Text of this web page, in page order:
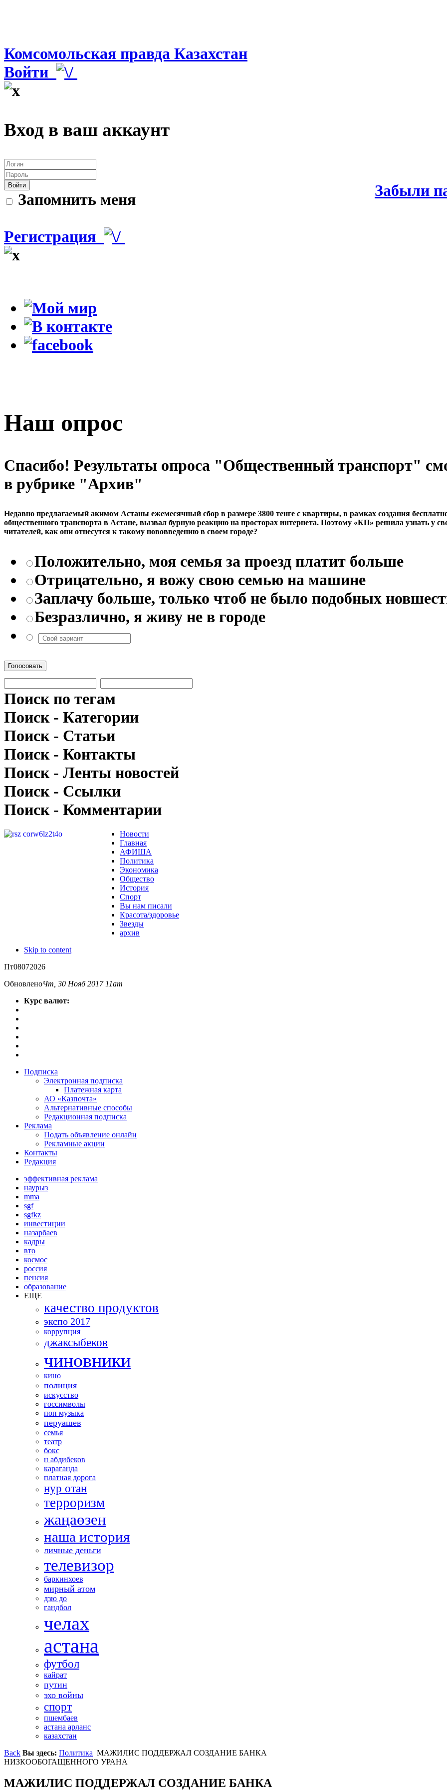
Комсомольская правда Казахстан
Войти
Вход в ваш аккаунт
Войти
Запомнить меня Забыли
Регистрация
Наш опрос
Спасибо! Результаты опроса "Общественный транспорт"
в рубрике "Архив"
Недавно предлагаемый акимом Астаны ежемесячный сбор в размере 3800 тенге с квартиры, в рамках создания
общественного транспорта в Астане, вызвал бурную реакцию на просторах интернета. Поэтому «КП» решила узнать у
читателей, как они отнесутся к такому нововведению в своем городе?
Положительно, моя семья за проезд платит больше
Отрицательно, я вожу свою семью на машине
Заплачу больше, только чтоб не было подобных
Безразлично, я живу не в городе
Голосовать
Поиск по тегам
Поиск - Категории
Поиск - Статьи
Поиск - Контакты
Поиск - Ленты новостей
Поиск - Ссылки
Поиск - Комментарии
Новости
Главная
АФИША
Политика
Экономика
Общество
История
Спорт
Вы нам писали
Красота/здоровье
Звезды
архив
Skip to content
Пт08072026
ОбновленоЧт, 30 Нояб 2017 11am
Курс валют:
Подписка
Электронная подписка
Платежная карта
АО «Казпочта»
Альтернативные способы
Редакционная подписка
Реклама
Подать объявление онлайн
Рекламные акции
Контакты
Редакция
эффективная реклама
наурыз
mma
sgf
sgfkz
инвестиции
назарбаев
кадры
вто
космос
россия
пенсия
образование
ЕЩЕ
качество продуктов
экспо 2017
коррупция
джаксыбеков
чиновники
кино
полиция
искусство
госсимволы
поп музыка
перуашев
семья
театр
бокс
н абдибеков
караганда
платная дорога
нур отан
терроризм
жаңаөзен
наша история
личные деньги
телевизор
баркинхоев
мирный атом
дзю до
гандбол
челах
астана
футбол
кайрат
путин
эхо войны
спорт
пшембаев
астана арланс
казахстан
Back Вы здесь: Политика МАЖИЛИС ПОДДЕРЖАЛ СОЗДАНИЕ БАНКА
НИЗКООБОГАЩЕННОГО УРАНА
МАЖИЛИС ПОДДЕРЖАЛ СОЗДАНИЕ БАНКА